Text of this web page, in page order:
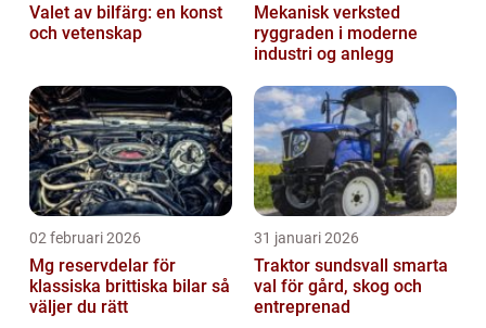
Valet av bilfärg: en konst
och vetenskap
Mekanisk verksted
ryggraden i moderne
industri og anlegg
02 februari 2026
Mg reservdelar för
klassiska brittiska bilar så
väljer du rätt
31 januari 2026
Traktor sundsvall smarta
val för gård, skog och
entreprenad